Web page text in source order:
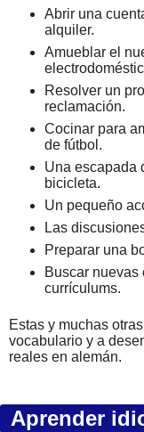
Abrir una
alquiler.
Amueblar el
Resolver un
reclamación.
Cocinar para
de fútbol.
Una escapada
bicicleta.
Un pequeño
Las
Preparar una
Buscar
currículums.
Estas y muchas
vocabulario y a
reales en alemán.
Aprender